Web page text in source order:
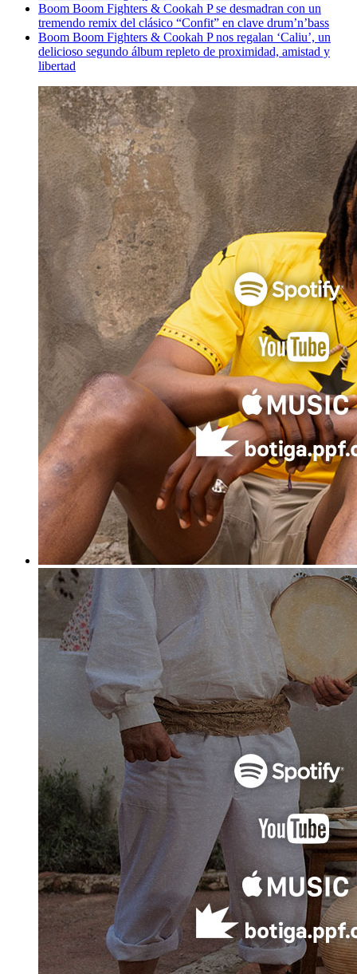
Boom Boom Fighters & Cookah P se desmadran con un
tremendo remix del clásico “Confit” en clave drum’n’bass
Boom Boom Fighters & Cookah P nos regalan ‘Caliu’, un
delicioso segundo álbum repleto de proximidad, amistad y
libertad